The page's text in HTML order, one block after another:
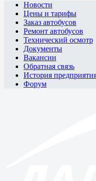
Новости
Цены и тарифы
Заказ автобусов
Ремонт автобусов
Технический осмотр
Документы
Вакансии
Обратная связь
История
Форум